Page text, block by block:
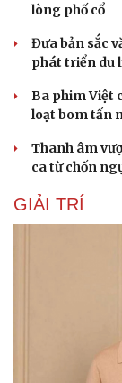
Nhi khoa
Làm đẹp - giảm
Phòng mạch
lòng phố cổ
Đưa bản sắc
phát triển du
Ba phim Việt
loạt bom tấn
Thanh âm
ca từ chốn
GIẢI TRÍ